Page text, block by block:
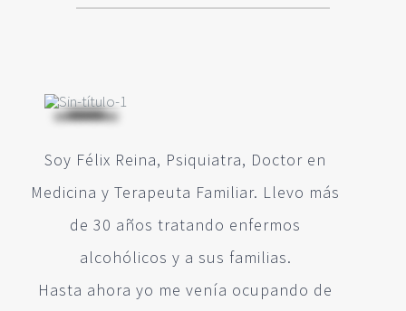
Soy Félix Reina, Psiquiatra, Doctor en
Medicina y Terapeuta Familiar. Llevo más
de 30 años tratando enfermos
alcohólicos y a sus familias.
Hasta ahora yo me venía ocupando de